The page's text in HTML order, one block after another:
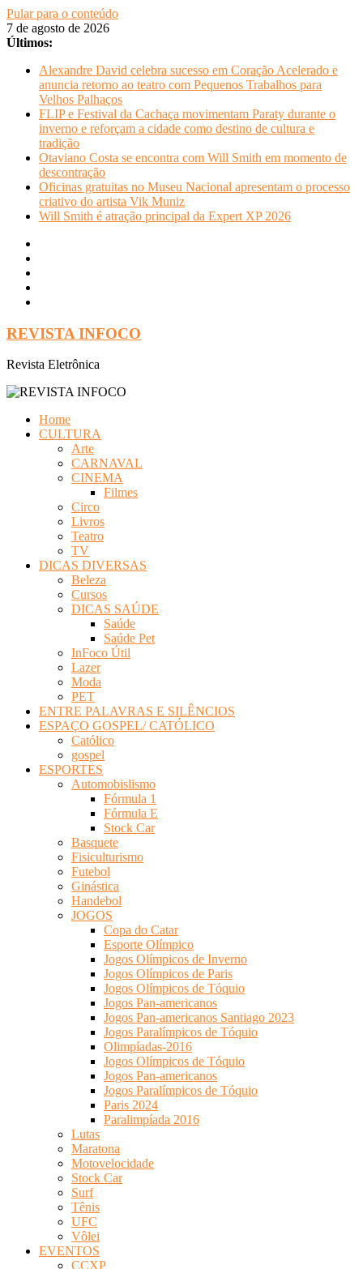
Pular para o conteúdo
7 de agosto de 2026
Últimos:
Alexandre David celebra sucesso em Coração Acelerado e
anuncia retorno ao teatro com Pequenos Trabalhos para
Velhos Palhaços
FLIP e Festival da Cachaça movimentam Paraty durante o
inverno e reforçam a cidade como destino de cultura e
tradição
Otaviano Costa se encontra com Will Smith em momento de
descontração
Oficinas gratuitas no Museu Nacional apresentam o processo
criativo do artista Vik Muniz
Will Smith é atração principal da Expert XP 2026
REVISTA INFOCO
Revista Eletrônica
Home
CULTURA
Arte
CARNAVAL
CINEMA
Filmes
Circo
Livros
Teatro
TV
DICAS DIVERSAS
Beleza
Cursos
DICAS SAÚDE
Saúde
Saúde Pet
InFoco Útil
Lazer
Moda
PET
ENTRE PALAVRAS E SILÊNCIOS
ESPAÇO GOSPEL/ CATÓLICO
Católico
gospel
ESPORTES
Automobislismo
Fórmula 1
Fórmula E
Stock Car
Basquete
Fisiculturismo
Futebol
Ginástica
Handebol
JOGOS
Copa do Catar
Esporte Olímpico
Jogos Olímpicos de Inverno
Jogos Olímpicos de Paris
Jogos Olímpicos de Tóquio
Jogos Pan-americanos
Jogos Pan-americanos Santiago 2023
Jogos Paralímpicos de Tóquio
Olimpíadas-2016
Jogos Olímpicos de Tóquio
Jogos Pan-americanos
Jogos Paralímpicos de Tóquio
Paris 2024
Paralimpíada 2016
Lutas
Maratona
Motovelocidade
Stock Car
Surf
Tênis
UFC
Vôlei
EVENTOS
CCXP